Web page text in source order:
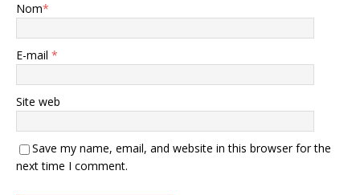
Nom*
E-mail *
Site web
Save my name, email, and website in this browser for the
next time I comment.